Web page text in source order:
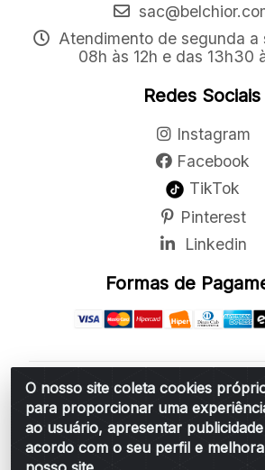
O nosso site coleta cookies
para proporcionar uma
ao usuário, apresentar
acordo com o seu perfil e
Atendimento de segunda a
08h às 12h e das 13h30
Redes Sociais
Instagram
Facebook
TikTok
Pinterest
Linkedin
Formas de
Belchior Cortinas e Acessórios
Vereador Sérgio Leopoldino
Bárbara d'Oeste/SP - CEP
06.314.073/0001-34